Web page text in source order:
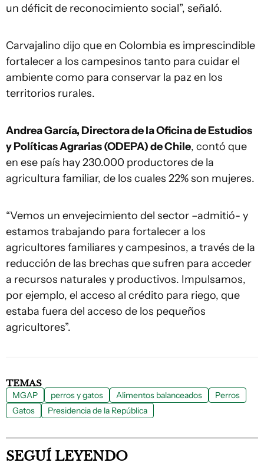
un déficit de reconocimiento social”, señaló.
Carvajalino dijo que en Colombia es imprescindible
fortalecer a los campesinos tanto para cuidar el
ambiente como para conservar la paz en los
territorios rurales.
Andrea García, Directora de la Oficina de Estudios
y Políticas Agrarias (ODEPA) de Chile, contó que
en ese país hay 230.000 productores de la
agricultura familiar, de los cuales 22% son mujeres.
“Vemos un envejecimiento del sector –admitió- y
estamos trabajando para fortalecer a los
agricultores familiares y campesinos, a través de la
reducción de las brechas que sufren para acceder
a recursos naturales y productivos. Impulsamos,
por ejemplo, el acceso al crédito para riego, que
estaba fuera del acceso de los pequeños
agricultores”.
TEMAS
MGAP perros y gatos Alimentos balanceados
Perros
Gatos
Presidencia de la República
SEGUÍ LEYENDO